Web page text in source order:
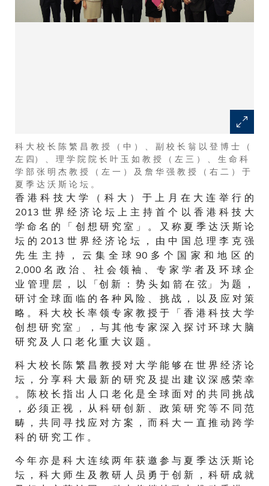
科 大 校 长 陈 繁 昌 教 授 （ 中 ） 、 副 校 长 翁 以 登 博 士 （
左 四） 、 理 学 院 院 长 叶 玉 如 教 授 （ 左 三 ） 、 生 命 科
学 部 张 明 杰 教 授 （ 左 一 ） 及 詹 华 强 教 授 （ 右 二 ） 于
夏 季 达 沃 斯 论 坛 。
香 港 科 技 大 学 （ 科 大 ） 于 上 月 在 大 连 举 行 的
2013 世 界 经 济 论 坛 上 主 持 首 个 以 香 港 科 技 大
学 命 名 的 「 创 想 研 究 室 」 。 又 称 夏 季 达 沃 斯 论
坛 的 2013 世 界 经 济 论 坛 ， 由 中 国 总 理 李 克 强
先 生 主 持 ， 云 集 全 球 90 多 个 国 家 和 地 区 的
2,000 名 政 治 、 社 会 领 袖 、 专 家 学 者 及 环 球 企
业 管 理 层 ， 以 「创 新 ： 势 头 如 箭 在 弦」 为 题 ，
研 讨 全 球 面 临 的 各 种 风 险 、 挑 战 ， 以 及 应 对 策
略 。 科 大 校 长 率 领 专 家 教 授 于 「 香 港 科 技 大 学
创 想 研 究 室 」 ， 与 其 他 专 家 深 入 探 讨 环 球 大 脑
研 究 及 人 口 老 化 重 大 议 题 。
科 大 校 长 陈 繁 昌 教 授 对 大 学 能 够 在 世 界 经 济 论
坛 ， 分 享 科 大 最 新 的 研 究 及 提 出 建 议 深 感 荣 幸
。 陈 校 长 指 出 人 口 老 化 是 全 球 面 对 的 共 同 挑 战
， 必 须 正 视 ， 从 科 研 创 新 、 政 策 研 究 等 不 同 范
畴 ， 共 同 寻 找 应 对 方 案 ， 而 科 大 一 直 推 动 跨 学
科 的 研 究 工 作 。
今 年 亦 是 科 大 连 续 两 年 获 邀 参 与 夏 季 达 沃 斯 论
坛 ， 科 大 师 生 及 教 研 人 员 勇 于 创 新 ， 科 研 成 就